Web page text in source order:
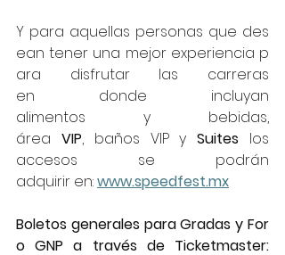
Y para aquellas personas que des
ean tener una mejor experiencia p
ara disfrutar las carreras
en donde incluyan
alimentos y bebidas,
área VIP, baños VIP y Suites los
accesos se podrán
adquirir en: www.speedfest.mx
Boletos generales para Gradas y For